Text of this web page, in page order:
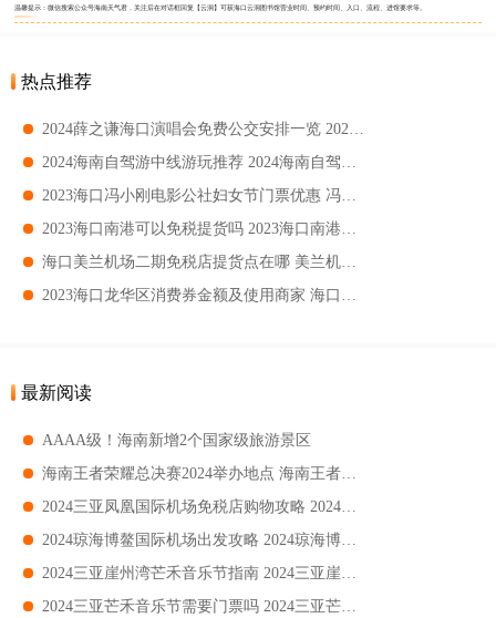
温馨提示：微信搜索公众号海南天气君，关注后在对话框回复【云洞】可获海口云洞图书馆营业时间、预约时间、入口、流程、进馆要求等。
热点推荐
最新阅读
AAAA级！海南新增2个国家级旅游景区